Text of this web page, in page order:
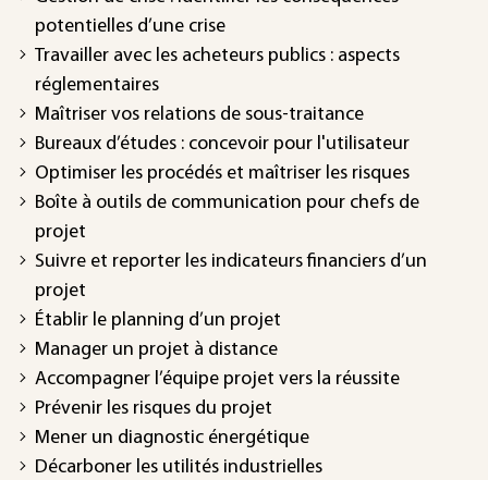
potentielles d’une crise
Travailler avec les acheteurs publics : aspects
réglementaires
Maîtriser vos relations de sous-traitance
Bureaux d’études : concevoir pour l'utilisateur
Optimiser les procédés et maîtriser les risques
Boîte à outils de communication pour chefs de
projet
Suivre et reporter les indicateurs financiers d’un
projet
Établir le planning d’un projet
Manager un projet à distance
Accompagner l’équipe projet vers la réussite
Prévenir les risques du projet
Mener un diagnostic énergétique
Décarboner les utilités industrielles